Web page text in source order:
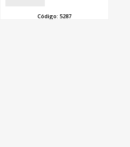
Código: 5287